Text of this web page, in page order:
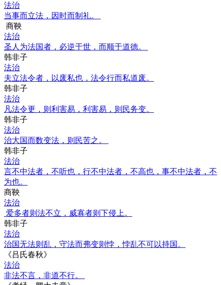
法治
当事而立法，因时而制礼。
商鞅
法治
圣人为法国者，必逆于世，而顺于道德。
韩非子
法治
夫立法令者，以废私也，法令行而私道废。
韩非子
法治
凡法令更，则利害易，利害易，则民务变。
韩非子
法治
治大国而数变法，则民苦之。
韩非子
法治
言不中法者，不听也，行不中法者，不高也，事不中法者，不
为也。
商鞅
法治
爱多者则法不立，威寡者则下侵上。
韩非子
法治
治国无法则乱，守法而弗变则悖，悖乱不可以持国。
《吕氏春秋》
法治
非法不言，非道不行。